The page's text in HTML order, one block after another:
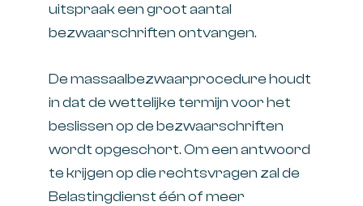
uitspraak een groot aantal
bezwaarschriften ontvangen.
De massaalbezwaarprocedure houdt
in dat de wettelijke termijn voor het
beslissen op de bezwaarschriften
wordt opgeschort. Om een antwoord
te krijgen op die rechtsvragen zal de
Belastingdienst één of meer